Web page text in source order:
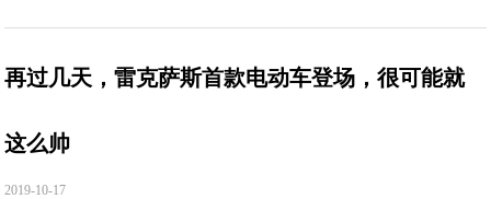
再过几天，雷克萨斯首款电动车登场，很可能就
这么帅
2019-10-17